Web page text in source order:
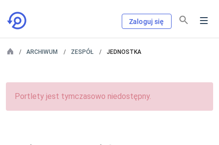
Zaloguj się
ARCHIWUM ZESPÓŁ JEDNOSTKA
Portlety jest tymczasowo niedostępny.